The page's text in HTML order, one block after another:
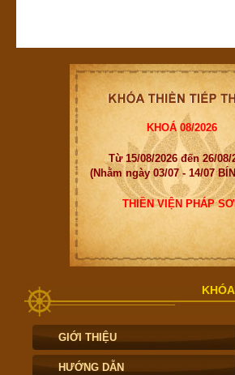
KHOÁ 08/2026
Từ 15/08/2026 đến 26/08/
(Nhằm ngày 03/07 - 14/07
THIỀN VIỆN PHÁP
GIỚI THIỆU
HƯỚNG DẪN